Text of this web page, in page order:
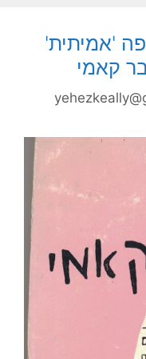
'אמיתית'
קאמי